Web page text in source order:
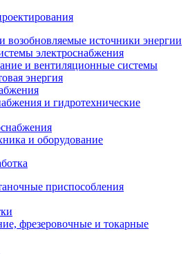
возобновляемые источники энергии
электроснабжения
и вентиляционные системы
энергия
и гидротехнические
и оборудование
приспособления
фрезеровочные и токарные